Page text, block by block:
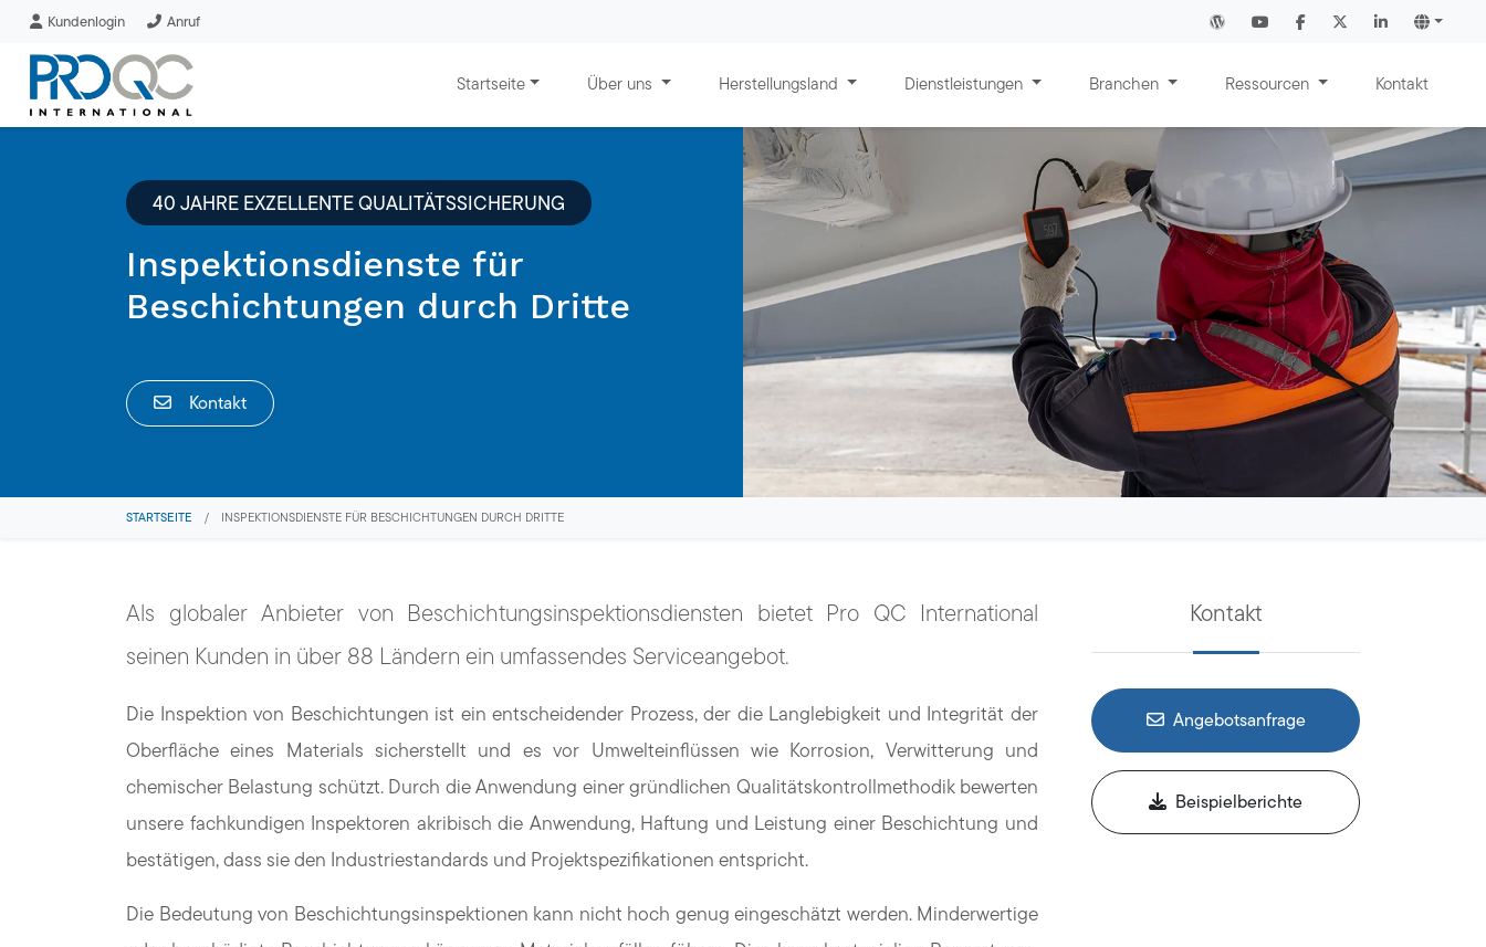
Kundenlogin Anruf
Startseite Über uns Herstellungsland Dienstleistungen Branchen Ressourcen Kontakt
40 JAHRE EXZELLENTE QUALITÄTSSICHERUNG
Inspektionsdienste für
Beschichtungen durch Dritte
Kontakt
STARTSEITE / INSPEKTIONSDIENSTE FÜR BESCHICHTUNGEN DURCH DRITTE
Als globaler Anbieter von Beschichtungsinspektionsdiensten bietet Pro QC International
seinen Kunden in über 88 Ländern ein umfassendes Serviceangebot.
Die Inspektion von Beschichtungen ist ein entscheidender Prozess, der die Langlebigkeit und Integrität der
Oberfläche eines Materials sicherstellt und es vor Umwelteinflüssen wie Korrosion, Verwitterung und
chemischer Belastung schützt. Durch die Anwendung einer gründlichen Qualitätskontrollmethodik bewerten
unsere fachkundigen Inspektoren akribisch die Anwendung, Haftung und Leistung einer Beschichtung und
bestätigen, dass sie den Industriestandards und Projektspezifikationen entspricht.
Die Bedeutung von Beschichtungsinspektionen kann nicht hoch genug eingeschätzt werden. Minderwertige
Kontakt
Angebotsanfrage
Beispielberichte